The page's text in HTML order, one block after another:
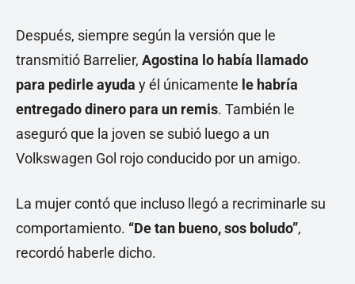
Después, siempre según la versión que le
transmitió Barrelier, Agostina lo había llamado
para pedirle ayuda y él únicamente le habría
entregado dinero para un remis. También le
aseguró que la joven se subió luego a un
Volkswagen Gol rojo conducido por un amigo.
La mujer contó que incluso llegó a recriminarle su
comportamiento. “De tan bueno, sos boludo”,
recordó haberle dicho.